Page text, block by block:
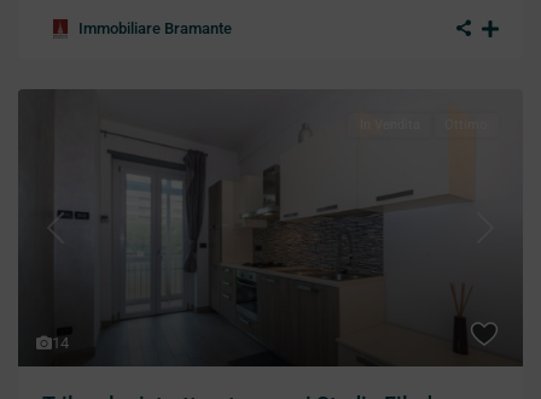
Immobiliare Bramante
14